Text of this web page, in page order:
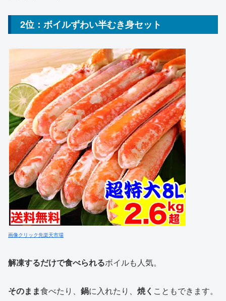
2位：ボイルずわい半むき身セット
画像クリック先楽天市場
解凍するだけで食べられるボイルも人気。
そのまま食べたり、 鍋に入れたり、 焼く こともできます。